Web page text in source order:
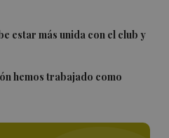
estar más unida con el club y
hemos trabajado como